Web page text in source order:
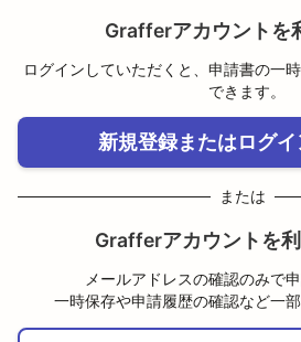
Grafferアカウントを
ログインしていただくと、申請書の一
できます。
新規登録またはログ
または
Grafferアカウントを
メールアドレスの確認のみで申
一時保存や申請履歴の確認など一